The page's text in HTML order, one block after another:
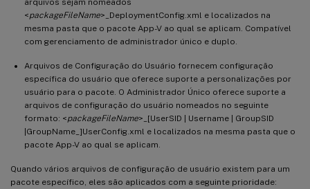
<packageFileName>_DeploymentConfig.xml e localizados na
mesma pasta que o pacote App-V ao qual se aplicam. Compatível
com gerenciamento de administrador único e duplo.
Arquivos de Configuração do Usuário fornecem configuração
específica do usuário que oferece suporte a personalizações por
usuário para o pacote. O Administrador Único oferece suporte a
arquivos de configuração do usuário nomeados no seguinte
formato: <packageFileName>_[UserSID | Username | GroupSID
|GroupName_]UserConfig.xml e localizados na mesma pasta que o
pacote App-V ao qual se aplicam.
Quando vários arquivos de configuração de usuário existem para um
pacote específico, eles são aplicados com a seguinte prioridade: